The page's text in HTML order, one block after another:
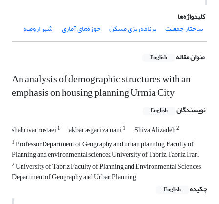
کلیدواژه‌ها
ساختار جمعیت
برنامه‌ریزی مسکن حوزه‌های آماری شهر ارومیه
عنوان مقاله English
An analysis of demographic structures with an
emphasis on housing planning Urmia City
نویسندگان English
shahrivar rostaei1 akbar asgari zamani1 Shiva Alizadeh2
1Professor,Department of Geography and urban planning, Faculty of
Planning and environmental sciences, University of Tabriz, Tabriz, Iran.
2University of Tabriz Faculty of Planning and Environmental Sciences
Department of Geography and Urban Planning
چکیده
English